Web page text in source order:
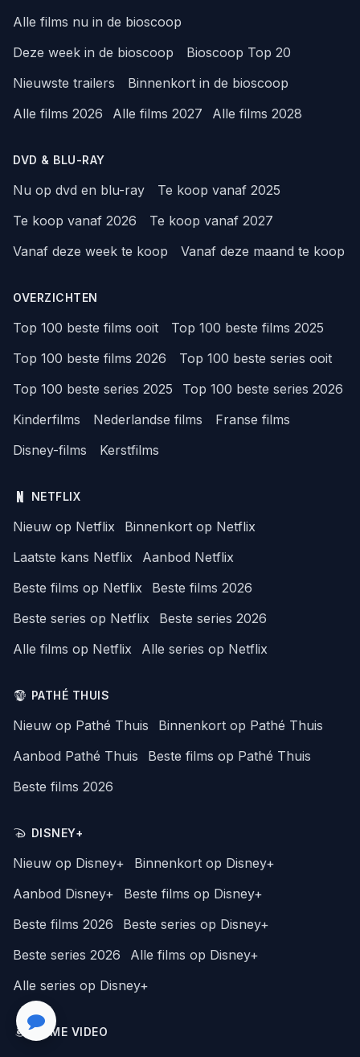
Alle films nu in de bioscoop
Deze week in de bioscoop
Bioscoop Top 20
Nieuwste trailers
Binnenkort in de bioscoop
Alle films 2026
Alle films 2027 Alle films 2028
DVD & BLU-RAY
Nu op dvd en blu-ray
Te koop vanaf 2025
Te koop vanaf 2026
Te koop vanaf 2027
Vanaf deze week te koop
Vanaf deze maand te koop
OVERZICHTEN
Top 100 beste films ooit
Top 100 beste films 2025
Top 100 beste films 2026
Top 100 beste series ooit
Top 100 beste series 2025
Top 100 beste series 2026
Kinderfilms
Nederlandse films
Franse films
Disney-films
Kerstfilms
NETFLIX
Nieuw op Netflix
Binnenkort op Netflix
Laatste kans Netflix
Aanbod Netflix
Beste films op Netflix
Beste films 2026
Beste series op Netflix
Beste series 2026
Alle films op Netflix
Alle series op Netflix
PATHÉ THUIS
Nieuw op Pathé Thuis
Binnenkort op Pathé Thuis
Aanbod Pathé Thuis
Beste films op Pathé Thuis
Beste films 2026
DISNEY+
Nieuw op Disney+
Binnenkort op Disney+
Aanbod Disney+
Beste films op Disney+
Beste films 2026
Beste series op Disney+
Beste series 2026
Alle films op Disney+
Alle series op Disney+
PRIME VIDEO